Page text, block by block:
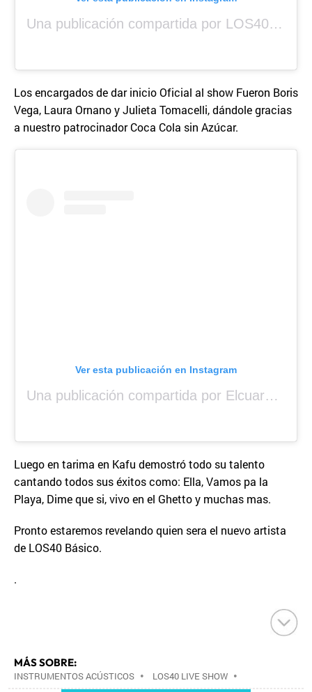
Una publicación compartida por LOS40 Panamá (@los40panama)
Los encargados de dar inicio Oficial al show Fueron Boris
Vega, Laura Ornano y Julieta Tomacelli, dándole gracias
a nuestro patrocinador Coca Cola sin Azúcar.
Ver esta publicación en Instagram
Una publicación compartida por Elcuara (@elcuara.25)
Luego en tarima en Kafu demostró todo su talento
cantando todos sus éxitos como: Ella, Vamos pa la
Playa, Dime que si, vivo en el Ghetto y muchas mas.
Pronto estaremos revelando quien sera el nuevo artista
de LOS40 Básico.
.
MÁS SOBRE:
INSTRUMENTOS ACÚSTICOS • LOS40 LIVE SHOW •